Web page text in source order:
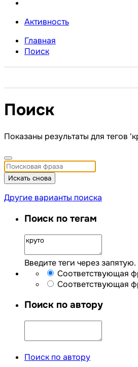
Активность
Главная
Поиск
Поиск
Показаны результаты для тегов
Искать снова
Другие варианты поиска
Поиск по тегам
Введите теги через запятую.
Соответствующая
Соответствующая
Поиск по автору
Поиск по автору